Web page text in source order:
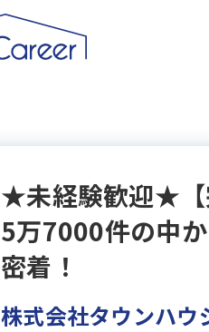
★未経験歓迎★【
5万7000件の中
密着！
株式会社タウンハウ